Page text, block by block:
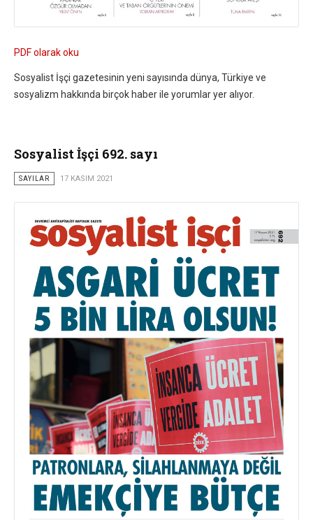
PDF olarak oku
Sosyalist İşçi gazetesinin yeni sayısında dünya, Türkiye ve
sosyalizm hakkında birçok haber ile yorumlar yer alıyor.
Sosyalist İşçi 692. sayı
SAYILAR 17 KASIM 2021